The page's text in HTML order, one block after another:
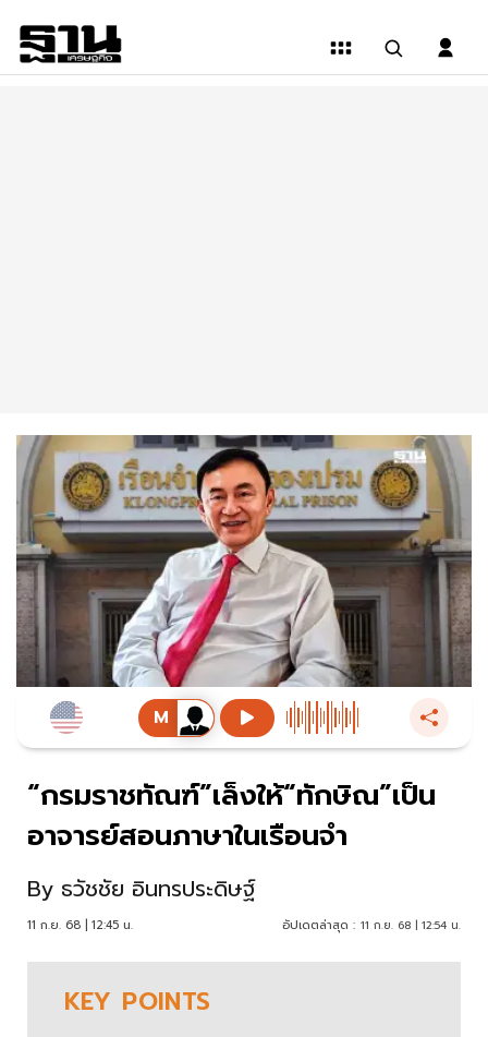
“กรมราชทัณฑ์”เล็งให้“ทักษิณ”เป็น
อาจารย์สอนภาษาในเรือนจำ
By ธวัชชัย อินทรประดิษฐ์
11 ก.ย. 68 | 12:45 น. อัปเดตล่าสุด : 11 ก.ย. 68 | 12:54 น.
KEY POINTS